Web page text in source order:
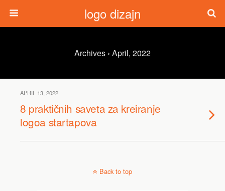
logo dizajn
Archives › April, 2022
APRIL 13, 2022
8 praktičnih saveta za kreiranje
logoa startapova
Back to top